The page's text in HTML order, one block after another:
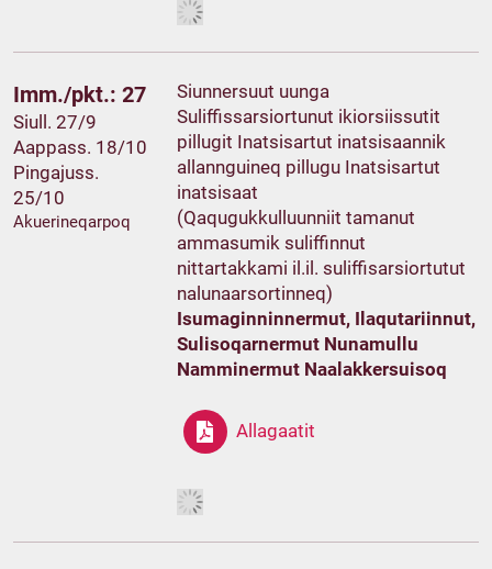
Imm./pkt.: 27
Siull. 27/9
Aappass. 18/10
Pingajuss.
25/10
Akuerineqarpoq
Siunnersuut uunga
Suliffissarsiortunut ikiorsiissutit
pillugit Inatsisartut inatsisaannik
allannguineq pillugu Inatsisartut
inatsisaat
(Qaqugukkulluunniit tamanut
ammasumik suliffinnut
nittartakkami il.il. suliffisarsiortutut
nalunaarsortinneq)
Isumaginninnermut, Ilaqutariinnut,
Sulisoqarnermut Nunamullu
Namminermut Naalakkersuisoq
Allagaatit